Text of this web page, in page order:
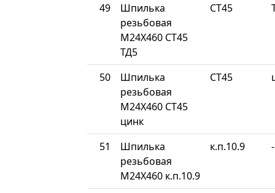
49
Шпилька
резьбовая
М24Х460 СТ45
ТД5
СТ45
50
Шпилька
резьбовая
М24Х460 СТ45
цинк
СТ45
51
Шпилька
резьбовая
М24Х460 к.п.10.9
к.п.10.9 -